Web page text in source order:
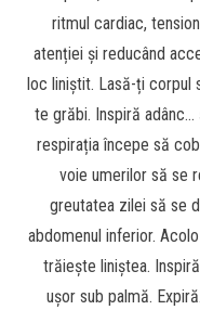
ritmul cardiac,
atenției și reducând
loc liniștit. Lasă-ți corpul
te grăbi. Inspiră
respirația începe să
voie umerilor să se
greutatea zilei să se
abdomenul inferior.
trăiește liniștea.
ușor sub palmă.